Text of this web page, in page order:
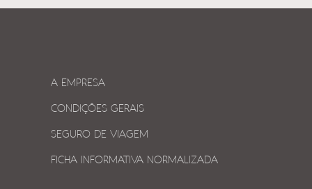
A EMPRESA
CONDIÇÕES GERAIS
SEGURO DE VIAGEM
FICHA INFORMATIVA NORMALIZADA